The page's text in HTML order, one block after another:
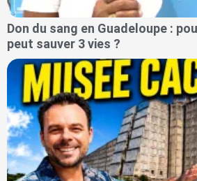
Don du sang en Guadeloupe :
peut sauver 3 vies ?